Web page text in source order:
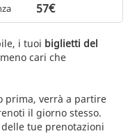
57€
i tuoi biglietti del
cari che
prima, verrà a partire
il giorno stesso.
tue prenotazioni